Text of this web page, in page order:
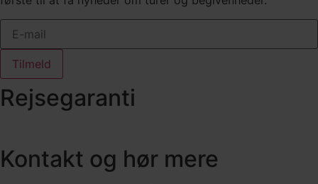
Tilmeld
Rejsegaranti
Kontakt og hør mere